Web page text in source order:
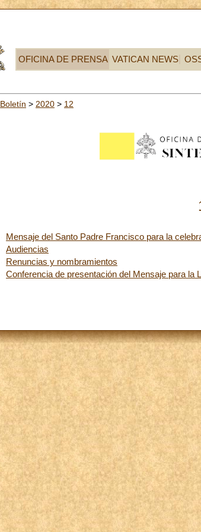
OFICINA DE PRENSA VATICAN NEWS
Boletín > 2020 > 12
Mensaje del Santo Padre Francisco para la
Audiencias
Renuncias y nombramientos
Conferencia de presentación del Mensaje para la